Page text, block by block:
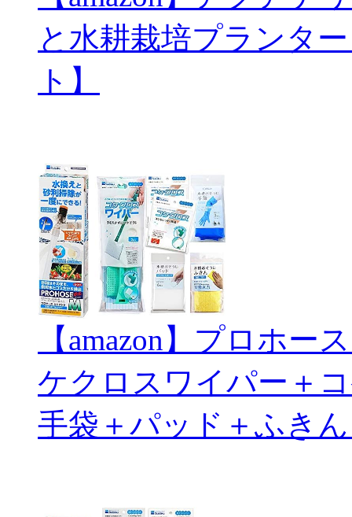
と水耕栽培プランタ
ト】
【amazon】プロホ
ケクロスワイパー＋
手袋＋パッド＋ふき